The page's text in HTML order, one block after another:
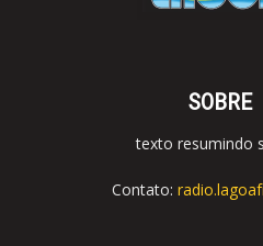
SOBRE
texto resumindo
Contato: